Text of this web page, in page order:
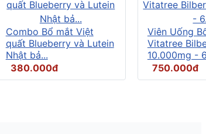
Combo Bổ mắt Việt
quất Blueberry và Lutein
Nhật bả...
380.000đ
Viên Uống
Vitatree
10.000mg -
750.000đ